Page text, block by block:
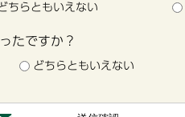
ちらともいえない
たですか？
どちらともいえない